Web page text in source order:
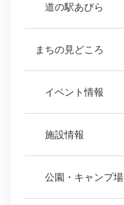
道の駅あびら
まちの見どころ
イベント情報
施設情報
公園・キャンプ場